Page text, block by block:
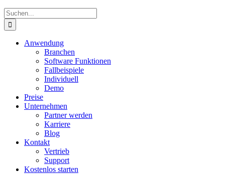
Suche
nach:
Anwendung
Branchen
Software Funktionen
Fallbeispiele
Individuell
Demo
Preise
Unternehmen
Partner werden
Karriere
Blog
Kontakt
Vertrieb
Support
Kostenlos starten